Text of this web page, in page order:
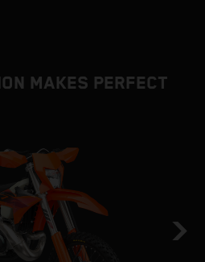
MAKES PERFECT